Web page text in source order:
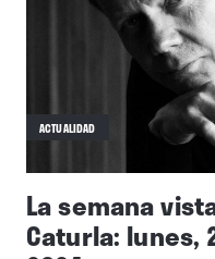
ACTUALIDAD
La semana
Caturla: